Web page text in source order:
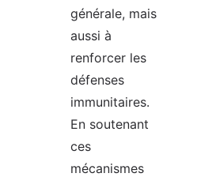
générale, mais
aussi à
renforcer les
défenses
immunitaires.
En soutenant
ces
mécanismes